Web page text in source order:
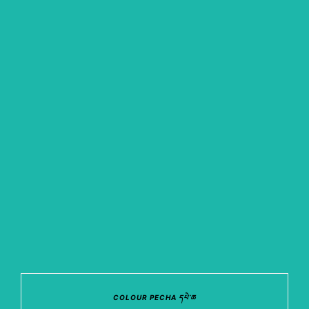
COLOUR PECHA དཔེ་ཆ